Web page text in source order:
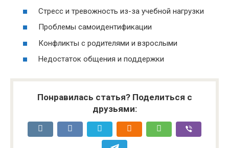
Стресс и тревожность из-за учебной нагрузки
Проблемы самоидентификации
Конфликты с родителями и взрослыми
Недостаток общения и поддержки
Понравилась статья? Поделиться с
друзьями: